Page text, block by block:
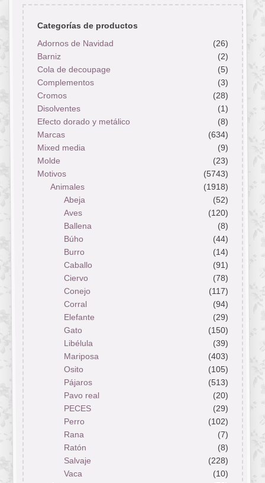
Categorías de productos
Adornos de Navidad
(26)
Barniz
(2)
Cola de decoupage
(5)
Complementos
(3)
Cromos
(28)
Disolventes
(1)
Efecto dorado y metálico
(8)
Marcas
(634)
Mixed media
(9)
Molde
(23)
Motivos
(5743)
Animales
(1918)
Abeja
(52)
Aves
(120)
Ballena
(8)
Búho
(44)
Burro
(14)
Caballo
(91)
Ciervo
(78)
Conejo
(117)
Corral
(94)
Elefante
(29)
Gato
(150)
Libélula
(39)
Mariposa
(403)
Osito
(105)
Pájaros
(513)
Pavo real
(20)
PECES
(29)
Perro
(102)
Rana
(7)
Ratón
(8)
Salvaje
(228)
Vaca
(10)